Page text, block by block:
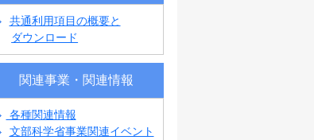
共通利用項目の概要と
ダウンロード
関連事業・関連情報
各種関連情報
文部科学省事業関連イベント